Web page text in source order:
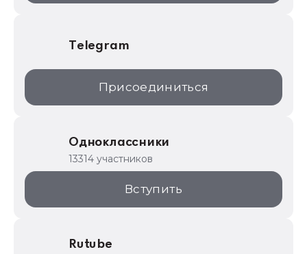
Telegram
Присоединиться
Одноклассники
13314 участников
Вступить
Rutube